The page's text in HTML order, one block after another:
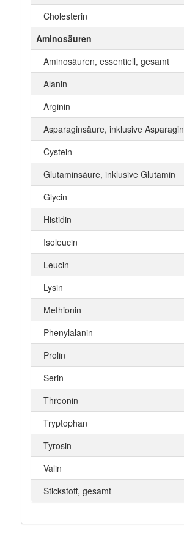
Cholesterin
Aminosäuren
Aminosäuren, essentiell, gesamt
Alanin
Arginin
Asparaginsäure, inklusive Asparagin
Cystein
Glutaminsäure, inklusive Glutamin
Glycin
Histidin
Isoleucin
Leucin
Lysin
Methionin
Phenylalanin
Prolin
Serin
Threonin
Tryptophan
Tyrosin
Valin
Stickstoff, gesamt